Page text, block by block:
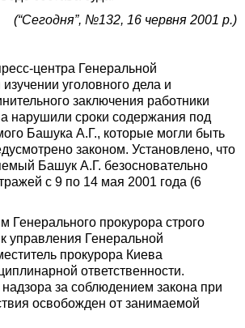
(“Сегодня”, №132, 16 червня 2001 р.)
центра Генеральной
уголовного дела и
заключения работники
нарушили сроки содержания под
Башука А.Г., которые могли быть
законом. Установлено, что
Башук А.Г. безосновательно
с 9 по 14 мая 2001 года (6
Генерального прокурора строго
управления Генеральной
прокурора Киева
ответственности.
за соблюдением закона при
освобожден от занимаемой